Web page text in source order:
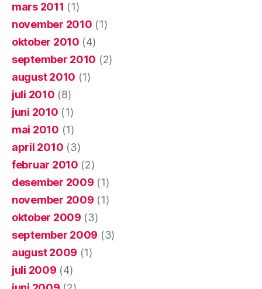
mars 2011 (1)
november 2010 (1)
oktober 2010 (4)
september 2010 (2)
august 2010 (1)
juli 2010 (8)
juni 2010 (1)
mai 2010 (1)
april 2010 (3)
februar 2010 (2)
desember 2009 (1)
november 2009 (1)
oktober 2009 (3)
september 2009 (3)
august 2009 (1)
juli 2009 (4)